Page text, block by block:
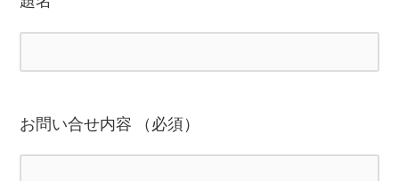
お問い合せ内容 （必須）